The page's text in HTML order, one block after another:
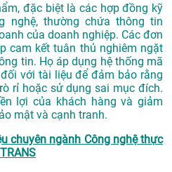
đặc biệt là các hợp đồng kỹ
nghệ, thường chứa thông tin
của doanh nghiệp. Các đơn
cam kết tuân thủ nghiêm ngặt
tin. Họ áp dụng hệ thống mã
với tài liệu để đảm bảo rằng
rỉ hoặc sử dụng sai mục đích.
lợi của khách hàng và giảm
mật và cạnh tranh.
chuyên ngành Công nghệ thực